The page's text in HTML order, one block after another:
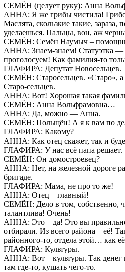
СЕМЁН (целует руку): Анна
АННА: Я же грибы чистила!
Маслята, скользкие такие, зараза,
уделаешься. Пальцы, вон, аж
СЕМЁН: Семён Наумыч –
АННА: Знаем-знаем! Статуэтка —
проголосуем! Как фамилия-то
ГЛАФИРА: Депутат Новосельцев.
СЕМЁН: Старосельцев. «Старо», а
Старо-сельцев.
АННА: Вот! Хорошая такая
СЕМЁН: Анна Вольфрамовна…
АННА: Да, можно — Анна.
СЕМЁН: Польщён! А я к вам по
ГЛАФИРА: Какому?
АННА: Как отец скажет, так и
ГЛАФИРА: У нас всё папа решает.
СЕМЁН: Он домостроевец?
АННА: Нет, на железной дороге
бригаде.
ГЛАФИРА: Мама, не про то же!
АННА: Отец – главный!
СЕМЁН: Дело в том, собственно,
талантлива! Очень!
АННА: Это – да! Это вы
отбирали. Из всего района – её!
районного-то, отдела этой… как
ГЛАФИРА: Культуры.
АННА: Вот – культуры. Так денег
там где-то, кушать чего-то.